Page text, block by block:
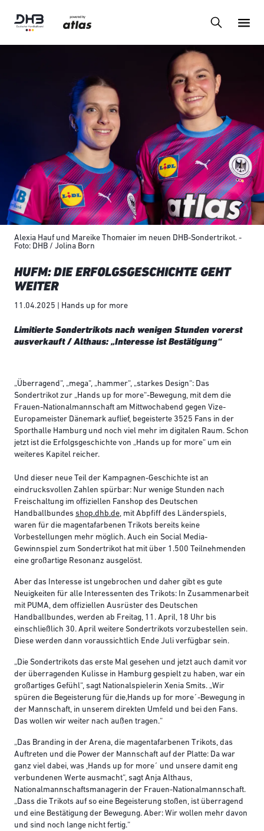
Alexia Hauf und Mareike Thomaier im neuen DHB-Sondertrikot. -
Foto: DHB / Jolina Born
HUFM: DIE ERFOLGSGESCHICHTE GEHT
WEITER
11.04.2025 | Hands up for more
Limitierte Sondertrikots nach wenigen Stunden vorerst
ausverkauft / Althaus: „Interesse ist Bestätigung“
„Überragend“, „mega“, „hammer“, „starkes Design“: Das
Sondertrikot zur „Hands up for more“-Bewegung, mit dem die
Frauen-Nationalmannschaft am Mittwochabend gegen Vize-
Europameister Dänemark auflief, begeisterte 3525 Fans in der
Sporthalle Hamburg und noch viel mehr im digitalen Raum. Schon
jetzt ist die Erfolgsgeschichte von „Hands up for more“ um ein
weiteres Kapitel reicher.
Und dieser neue Teil der Kampagnen-Geschichte ist an
eindrucksvollen Zahlen spürbar: Nur wenige Stunden nach
Freischaltung im offiziellen Fanshop des Deutschen
Handballbundes shop.dhb.de, mit Abpfiff des Länderspiels,
waren für die magentafarbenen Trikots bereits keine
Vorbestellungen mehr möglich. Auch ein Social Media-
Gewinnspiel zum Sondertrikot hat mit über 1.500 Teilnehmenden
eine großartige Resonanz ausgelöst.
Aber das Interesse ist ungebrochen und daher gibt es gute
Neuigkeiten für alle Interessenten des Trikots: In Zusammenarbeit
mit PUMA, dem offiziellen Ausrüster des Deutschen
Handballbundes, werden ab Freitag, 11. April, 18 Uhr bis
einschließlich 30. April weitere Sondertrikots vorzubestellen sein.
Diese werden dann voraussichtlich Ende Juli verfügbar sein.
„Die Sondertrikots das erste Mal gesehen und jetzt auch damit vor
der überragenden Kulisse in Hamburg gespielt zu haben, war ein
großartiges Gefühl“, sagt Nationalspielerin Xenia Smits. „Wir
spüren die Begeisterung für die,Hands up for more´-Bewegung in
der Mannschaft, in unserem direkten Umfeld und bei den Fans.
Das wollen wir weiter nach außen tragen.“
„Das Branding in der Arena, die magentafarbenen Trikots, das
Auftreten und die Power der Mannschaft auf der Platte: Da war
ganz viel dabei, was ,Hands up for more´ und unsere damit eng
verbundenen Werte ausmacht“, sagt Anja Althaus,
Nationalmannschaftsmanagerin der Frauen-Nationalmannschaft.
„Dass die Trikots auf so eine Begeisterung stoßen, ist überragend
und eine Bestätigung der Bewegung. Aber: Wir wollen mehr davon
und sind noch lange nicht fertig.“